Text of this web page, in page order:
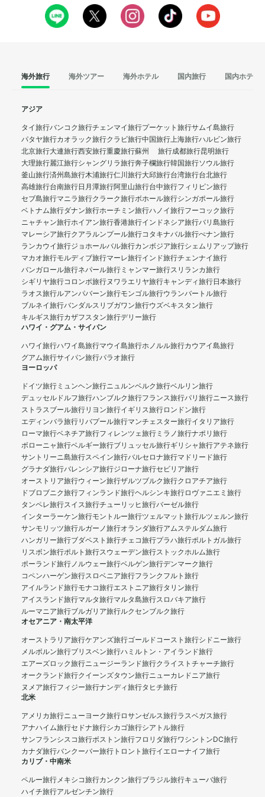
海外旅行 海外ツアー 海外ホテル 国内旅行 国内ホテル
アジア
タイ旅行バンコク旅行チェンマイ旅行プーケット旅行サムイ島旅行
パタヤ旅行カオラック旅行クラビ旅行中国旅行上海旅行ハルビン旅行
北京旅行大連旅行西安旅行重慶旅行蘇州 旅行成都旅行昆明旅行
大理旅行麗江旅行シャングリラ旅行奔子欄旅行韓国旅行ソウル旅行
釜山旅行済州島旅行木浦旅行仁川旅行大邱旅行台湾旅行台北旅行
高雄旅行台南旅行日月潭旅行阿里山旅行台中旅行フィリピン旅行
セブ島旅行マニラ旅行クラーク旅行ボホール旅行シンガポール旅行
ベトナム旅行ダナン旅行ホーチミン旅行ハノイ旅行フーコック旅行
ニャチャン旅行ホイアン旅行香港旅行インドネシア旅行バリ島旅行
マレーシア旅行クアラルンプール旅行コタキナバル旅行ぺナン旅行
ランカウイ旅行ジョホールバル旅行カンボジア旅行シェムリアップ旅行
マカオ旅行モルディブ旅行マーレ旅行インド旅行チェンナイ旅行
バンガロール旅行ネパール旅行 ミャンマー旅行スリランカ旅行
シギリヤ旅行コロンボ旅行ヌワラエリヤ旅行キャンディ旅行日本旅行
ラオス旅行ルアンパバーン旅行モンゴル旅行ウランバートル旅行
ブルネイ旅行バンダルスリブガワン旅行ウズベキスタン旅行
キルギス旅行カザフスタン旅行デリー旅行
ハワイ・グアム・サイパン
ハワイ旅行ハワイ島旅行マウイ島旅行ホノルル旅行カウアイ島旅行
グアム旅行サイパン旅行パラオ旅行
ヨーロッパ
ドイツ旅行 ミュンヘン旅行ニュルンベルク旅行ベルリン旅行
デュッセルドルフ旅行ハンブルク旅行フランス旅行パリ旅行ニース旅行
ストラスブール旅行リヨン旅行イギリス旅行ロンドン旅行
エディンバラ旅行リバプール旅行マンチェスター旅行イタリア旅行
ローマ旅行ベネチア旅行フィレンツェ旅行 ミラノ旅行ナポリ旅行
ボローニャ旅行ベルギー旅行ブリュッセル旅行ギリシャ旅行アテネ旅行
サントリーニ島旅行スペイン旅行バルセロナ旅行マドリード旅行
グラナダ旅行バレンシア旅行ジローナ旅行セビリア旅行
オーストリア旅行ウィーン旅行ザルツブルク旅行クロアチア旅行
ドブロブニク旅行フィンランド旅行ヘルシンキ旅行ロヴァニエミ旅行
タンペレ旅行スイス旅行チューリッヒ旅行バーゼル旅行
インターラーケン旅行モントルー旅行ツェルマット旅行ルツェルン旅行
サンモリッツ旅行ルガーノ旅行オランダ旅行アムステルダム旅行
ハンガリー旅行ブダペスト旅行チェコ旅行プラハ旅行ポルトガル旅行
リスボン旅行ポルト旅行スウェーデン旅行ストックホルム旅行
ポーランド旅行ノルウェー旅行ベルゲン旅行デンマーク旅行
コペンハーゲン旅行スロベニア旅行フランクフルト旅行
アイルランド旅行モナコ旅行エストニア旅行タリン旅行
アイスランド旅行マルタ旅行マルタ島旅行スロバキア旅行
ルーマニア旅行ブルガリア旅行ルクセンブルク旅行
オセアニア・南太平洋
オーストラリア旅行ケアンズ旅行ゴールドコースト旅行シドニー旅行
メルボルン旅行ブリスベン旅行ハミルトン・アイランド旅行
エアーズロック旅行ニュージーランド旅行クライストチャーチ旅行
オークランド旅行クイーンズタウン旅行ニューカレドニア旅行
ヌメア旅行フィジー旅行ナンディ旅行タヒチ旅行
北米
アメリカ旅行ニューヨーク旅行ロサンゼルス旅行ラスベガス旅行
アナハイム旅行セドナ旅行シカゴ旅行シアトル旅行
サンフランシスコ旅行ボストン旅行フロリダ旅行ワシントンDC旅行
カナダ旅行バンクーバー旅行 トロント旅行イエローナイフ旅行
カリブ・中南米
ペルー旅行メキシコ旅行カンクン旅行ブラジル旅行キューバ旅行
ハイチ旅行アルゼンチン旅行